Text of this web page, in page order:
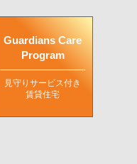
Guardians Care
Program
見守りサービス付き
賃貸住宅